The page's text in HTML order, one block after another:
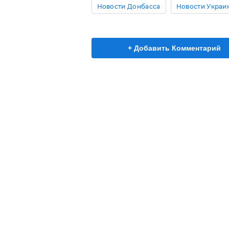
Новости Донбасса Новости
+ Добавить Комментарий